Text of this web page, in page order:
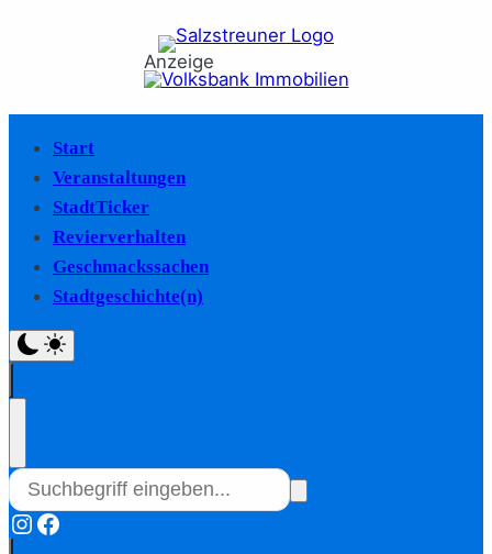
Anzeige
Start
Veranstaltungen
StadtTicker
Revierverhalten
Geschmackssachen
Stadtgeschichte(n)
Instagram
Facebook